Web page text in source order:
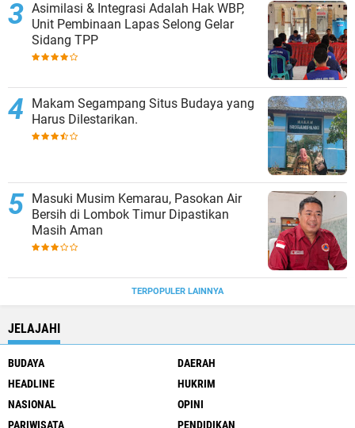
Asimilasi & Integrasi Adalah Hak WBP,
Unit Pembinaan Lapas Selong Gelar
Sidang TPP
Makam Segampang Situs Budaya yang
Harus Dilestarikan.
Masuki Musim Kemarau, Pasokan Air
Bersih di Lombok Timur Dipastikan
Masih Aman
TERPOPULER LAINNYA
JELAJAHI
BUDAYA
DAERAH
HEADLINE
HUKRIM
NASIONAL
OPINI
PARIWISATA
PENDIDIKAN